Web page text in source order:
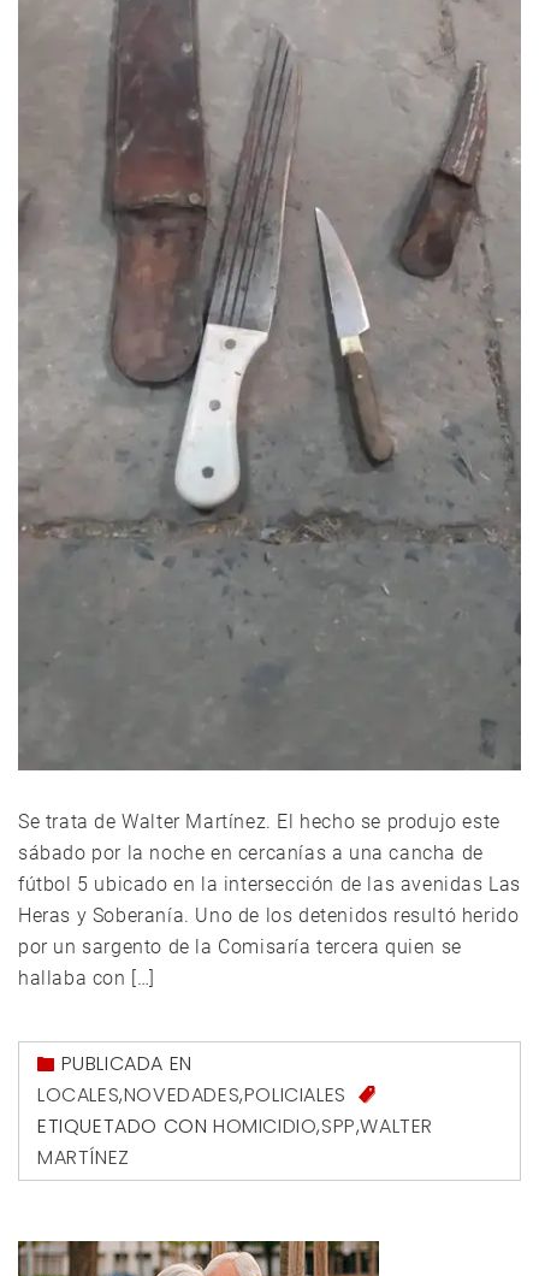
Se trata de Walter Martínez. El hecho se produjo este
sábado por la noche en cercanías a una cancha de
fútbol 5 ubicado en la intersección de las avenidas Las
Heras y Soberanía. Uno de los detenidos resultó herido
por un sargento de la Comisaría tercera quien se
hallaba con […]
PUBLICADA EN
LOCALES,NOVEDADES,POLICIALES
ETIQUETADO CON HOMICIDIO,SPP,WALTER
MARTÍNEZ